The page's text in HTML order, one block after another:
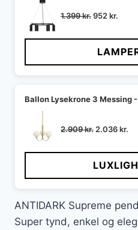
1.399kr.Den
pris
var:
1.399 kr..
952kr.
pris
er:
952
Ballon Lysekrone 3 Messing
2.909kr. Den
pris
var:
2.909 kr..
2.036kr.
er:
ANTIDARK Supreme
Super tynd, enkel og